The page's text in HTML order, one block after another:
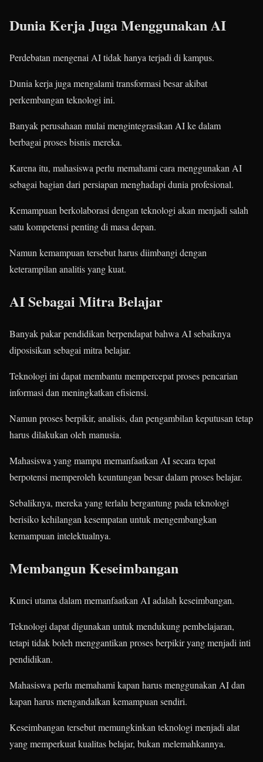
Dunia Kerja Juga Menggunakan AI
Perdebatan mengenai AI tidak hanya terjadi di kampus.
Dunia kerja juga mengalami transformasi besar akibat
perkembangan teknologi ini.
Banyak perusahaan mulai mengintegrasikan AI ke dalam
berbagai proses bisnis mereka.
Karena itu, mahasiswa perlu memahami cara menggunakan AI
sebagai bagian dari persiapan menghadapi dunia profesional.
Kemampuan berkolaborasi dengan teknologi akan menjadi salah
satu kompetensi penting di masa depan.
Namun kemampuan tersebut harus diimbangi dengan
keterampilan analitis yang kuat.
AI Sebagai Mitra Belajar
Banyak pakar pendidikan berpendapat bahwa AI sebaiknya
diposisikan sebagai mitra belajar.
Teknologi ini dapat membantu mempercepat proses pencarian
informasi dan meningkatkan efisiensi.
Namun proses berpikir, analisis, dan pengambilan keputusan tetap
harus dilakukan oleh manusia.
Mahasiswa yang mampu memanfaatkan AI secara tepat
berpotensi memperoleh keuntungan besar dalam proses belajar.
Sebaliknya, mereka yang terlalu bergantung pada teknologi
berisiko kehilangan kesempatan untuk mengembangkan
kemampuan intelektualnya.
Membangun Keseimbangan
Kunci utama dalam memanfaatkan AI adalah keseimbangan.
Teknologi dapat digunakan untuk mendukung pembelajaran,
tetapi tidak boleh menggantikan proses berpikir yang menjadi inti
pendidikan.
Mahasiswa perlu memahami kapan harus menggunakan AI dan
kapan harus mengandalkan kemampuan sendiri.
Keseimbangan tersebut memungkinkan teknologi menjadi alat
yang memperkuat kualitas belajar, bukan melemahkannya.